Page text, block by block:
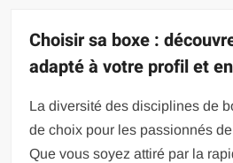
Choisir sa boxe :
adapté à votre profil et
La diversité des disciplines de
de choix pour les passionnés
Que vous soyez attiré par la